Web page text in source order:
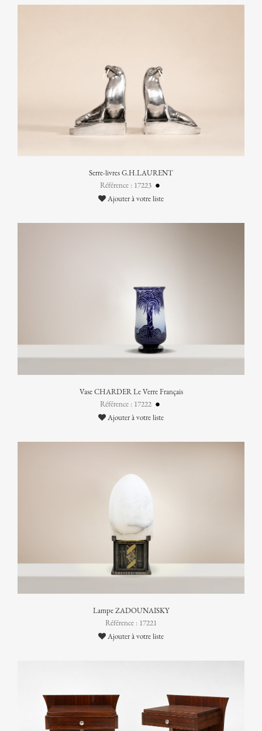
Serre-livres G.H.LAURENT
Référence : 17223
Ajouter à votre liste
Vase CHARDER Le Verre Français
Référence : 17222
Ajouter à votre liste
Lampe ZADOUNAISKY
Référence : 17221
Ajouter à votre liste